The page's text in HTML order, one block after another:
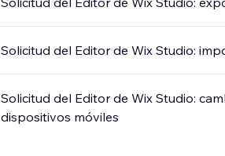
Solicitud del Editor de Wix Studio:
Solicitud del Editor de Wix Studio:
dispositivos móviles